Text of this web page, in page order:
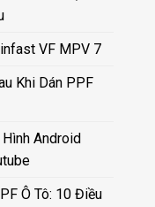
VF MPV 7
Khi Dán PPF
Android
Ô Tô: 10 Điều